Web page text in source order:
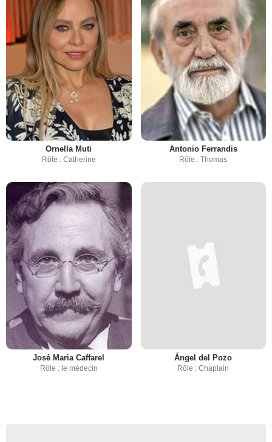
Ornella Muti
Rôle : Catherine
Antonio Ferrandis
Rôle : Thomas
José Maria Caffarel
Rôle : le médecin
Ángel del Pozo
Rôle : Chaplain